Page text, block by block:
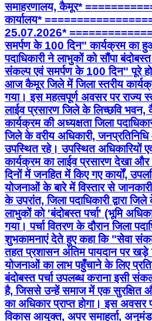
समाहरणालय, कैमूर*
कार्यालय*
25.07.2026*
समर्पण के 100 दिन" कार्यक्रम का
पदाधिकारी ने लाभुकों को सौंपा
संकल्प एवं समर्पण के 100 दिन" पूरे
आज कैमूर जिले में जिला स्तरीय
गया। इस महत्वपूर्ण अवसर पर राज्य
लाईव प्रसारण जिले के लिच्छवि
कार्यक्रम की अध्यक्षता जिला
जिले के वरीय अधिकारी,
उपस्थित रहे। उपस्थित अधिकारियों
कार्यक्रम का लाईव प्रसारण देखा और
दिनों में जनहित में किए गए कार्यों,
योजनाओं के बारे में विस्तार से
के उपरांत, जिला पदाधिकारी द्वारा
लाभुकों को 'बंदोबस्त पर्चा' (भूमि
गया। पर्चा वितरण के दौरान जिला
शुभकामनाएं देते हुए कहा कि "सेवा
तहत प्रशासन अंतिम पायदान पर खड़े
योजनाओं का लाभ पहुँचाने के लिए
बंदोबस्त पर्चा उपलब्ध कराना इसी
है, जिससे उन्हें समाज में एक सुरक्षित
का अधिकार प्राप्त होगा। इस
विकास आयुक्त, अपर समाहर्ता,